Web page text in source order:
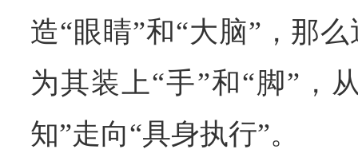
造“眼睛”和“大脑”，那
为其装上“手”和“脚”，
知”走向“具身执行”。